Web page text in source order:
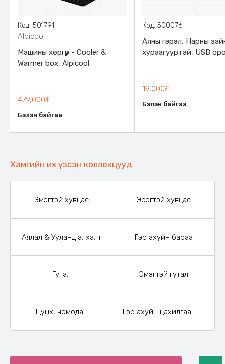
Код: 501791
Alpicool
Машины хөргүүр - Cooler &
Warmer box, Alpicool
479,000₮
Бэлэн байгаа
Код: 500076
Аяны гэрэл, Нарны
хураагууртай, USB
19,000₮
Бэлэн байгаа
Хамгийн их үзсэн коллекцууд
Эмэгтэй хувцас Эрэгтэй хувцас
Аялал & Ууланд алхалт Гэр ахуйн бараа
Гутал Эмэгтэй гутал
Цүнх, чемодан